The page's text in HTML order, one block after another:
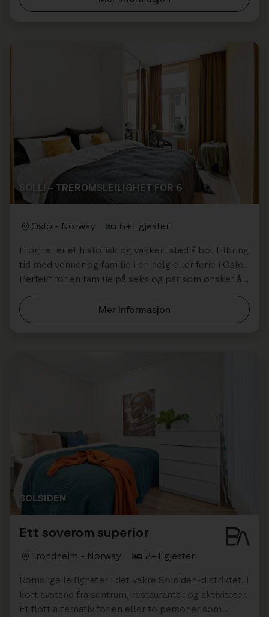
SOLLI – TREROMSLEILIGHET FOR 6
Oslo - Norway 6+1 gjester
Frogner er et historisk og vakkert sted å bo. Tilbring
tid med venner og familie i en helg eller ferie i Oslo.
Perfekt for en familie på seks og par som ønsker å
bo sammen.
Mer informasjon
SOLSIDEN
Ett soverom superior
Trondheim - Norway 2+1 gjester
Romslige leiligheter i det vakre Solsiden-distriktet, i
kort avstand fra sentrum, restauranter og aktiviteter.
Et flott alternativ for en eller to personer som